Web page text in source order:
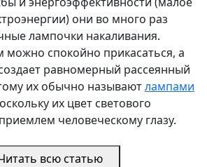
они во много раз
лампочки накаливания.
можно спокойно прикасаться, а
равномерный рассеянный
их обычно называютлампами
их цвет светового
человеческому глазу.
всю статью